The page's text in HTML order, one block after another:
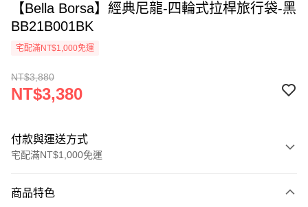
【Bella Borsa】經典尼龍-四輪式拉桿旅行袋-黑
BB21B001BK
宅配滿NT$1,000免運
NT$3,880
NT$3,380
付款與運送方式
宅配滿NT$1,000免運
信用卡一次付款
商品特色